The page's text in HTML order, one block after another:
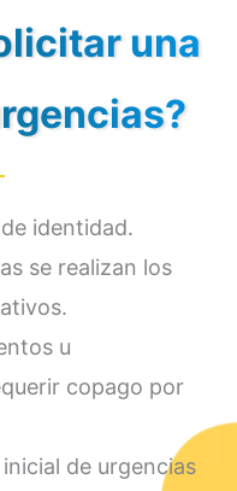
una
identidad.
se realizan los
u
copago por
de urgencias